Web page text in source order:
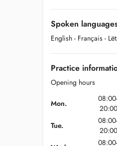
Spoken
English - Français -
Practice
Opening hours
Mon.
08:00-
20:00
Tue.
08:00-
20:00
08:00-